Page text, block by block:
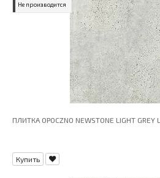
Не производится
ПЛИТКА OPOCZNO NEWSTONE LIGHT GREY
Купить